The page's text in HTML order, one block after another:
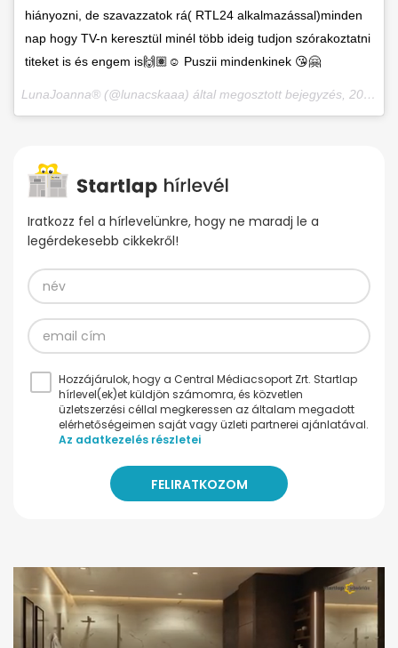
hiányozni, de szavazzatok rá( RTL24 alkalmazással)minden
nap hogy TV-n keresztül minél több ideig tudjon szórakoztatni
titeket is és engem is🙌🏽☺️ Puszii mindenkinek 😘🤗
LunaJoanna® (@lunacskaaa) által megosztott bejegyzés, 2017. Nov 26., 04:12 PST
Iratkozz fel a hírlevelünkre, hogy ne maradj le a
legérdekesebb cikkekről!
Hozzájárulok, hogy a Central Médiacsoport Zrt. Startlap
hírlevel(ek)et küldjön számomra, és közvetlen
üzletszerzési céllal megkeressen az általam megadott
elérhetőségeimen saját vagy üzleti partnerei ajánlatával.
Az adatkezelés részletei